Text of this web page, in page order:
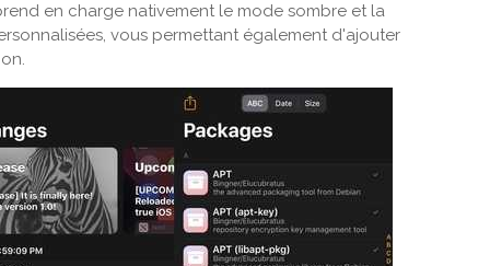
en charge nativement le mode sombre et la
vous permettant également d'ajouter